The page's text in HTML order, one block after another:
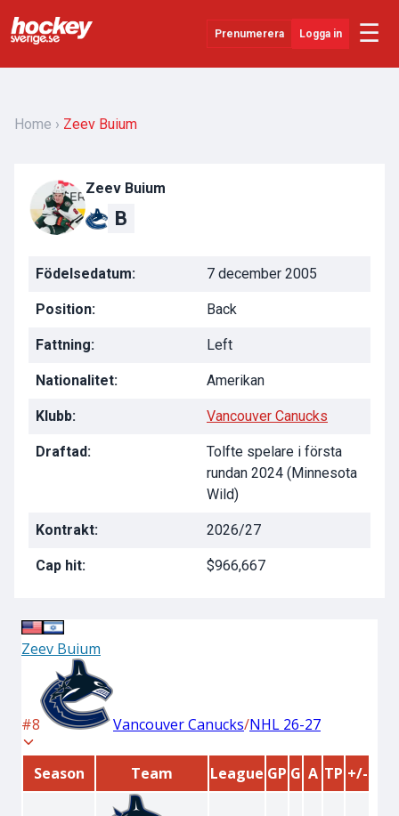
Prenumerera Logga in ☰
YouTube
Evenemang
Övrigt
Home Zeev Buium
Zeev Buium
B
Födelsedatum: 7 december 2005
Position: Back
Fattning: Left
Nationalitet: Amerikan
Klubb: Vancouver Canucks
Draftad:
Tolfte spelare i första
rundan 2024 (Minnesota
Wild)
Kontrakt: 2026/27
Cap hit: $966,667